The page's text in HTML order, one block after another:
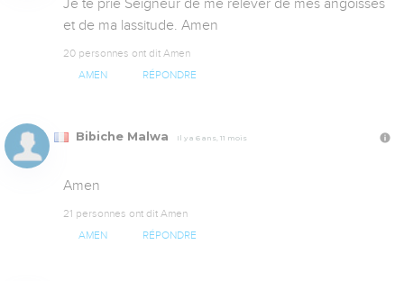
Je te prie Seigneur de me relever de mes angoisses
et de ma lassitude. Amen
20 personnes ont dit Amen
AMEN RÉPONDRE
Bibiche Malwa Il y a 6 ans, 11 mois
Amen
21 personnes ont dit Amen
AMEN RÉPONDRE